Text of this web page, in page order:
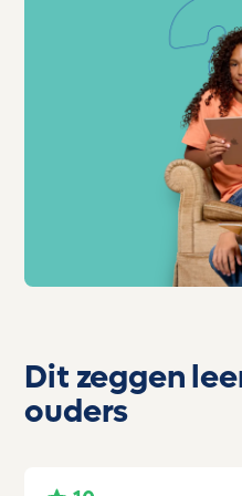
Dit zeggen
ouders